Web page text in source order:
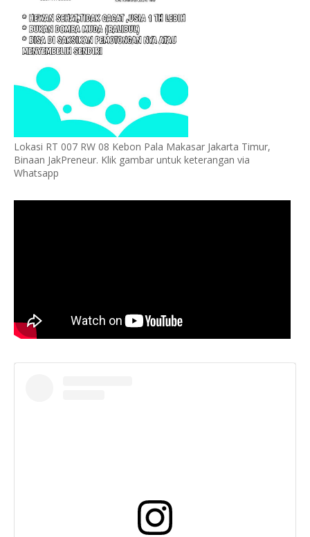
Lokasi RT 007 RW 08 Kebon Pala Makasar Jakarta Timur,
Binaan JakPreneur. Klik gambar untuk keterangan via
Whatsapp